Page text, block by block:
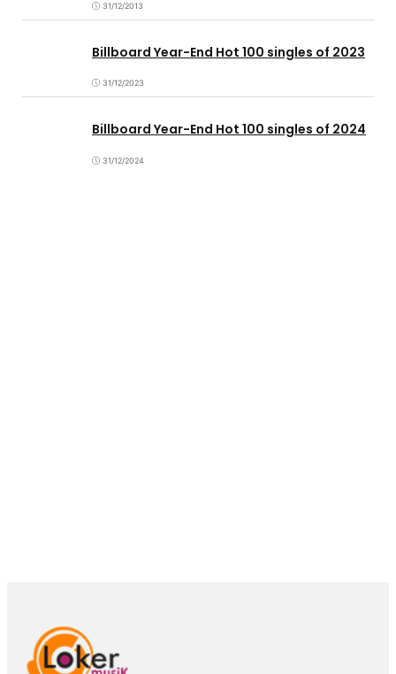
31/12/2013
Billboard Year-End Hot 100 singles of 2023
31/12/2023
Billboard Year-End Hot 100 singles of 2024
31/12/2024